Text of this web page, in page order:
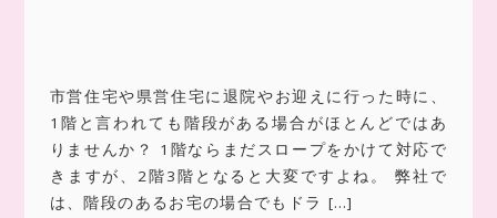
市営住宅や県営住宅に退院やお迎えに行った時に、
1階と言われても階段がある場合がほとんどではあ
りませんか？ 1階ならまだスロープをかけて対応で
きますが、2階3階となると大変ですよね。 弊社で
は、階段のあるお宅の場合でもドラ […]